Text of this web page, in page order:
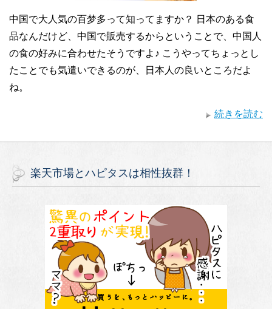
中国で大人気の百梦多って知ってますか？ 日本のある食
品なんだけど、中国で販売するからということで、中国人
の食の好みに合わせたそうですよ♪ こうやってちょっとし
たことでも気遣いできるのが、日本人の良いところだよ
ね。
続きを読む
楽天市場とハピタスは相性抜群！